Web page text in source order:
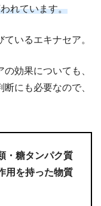
れています。
いるエキナセア。
効果についても、
にも必要なので、
・糖タンパク質
用を持った物質